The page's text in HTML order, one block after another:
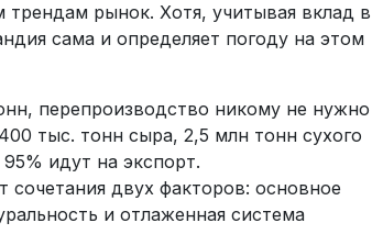
рынок. Хотя, учитывая вклад в
сама и определяет погоду на этом
перепроизводство никому не нужно
тыс. тонн сыра, 2,5 млн тонн сухого
идут на экспорт.
сочетания двух факторов: основное
и отлаженная система